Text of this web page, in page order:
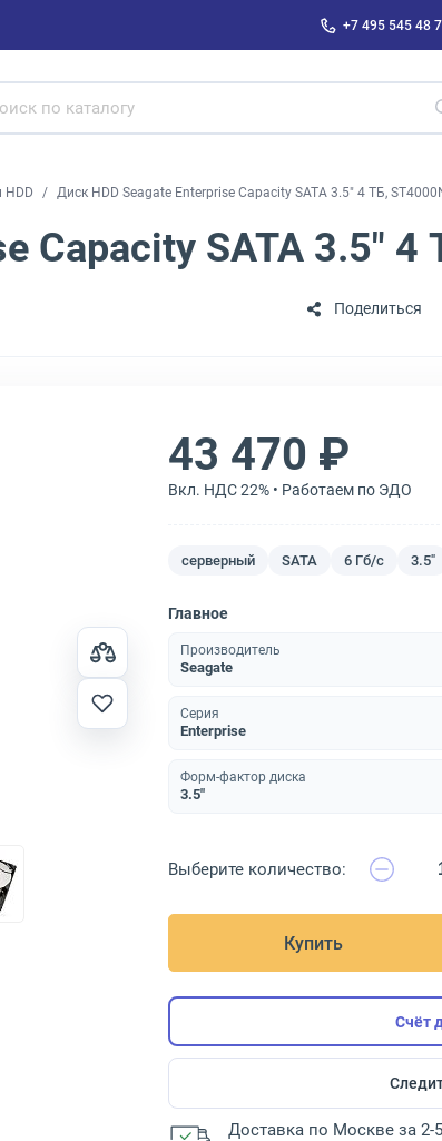
+7 495 545 48
HDD Диск HDD Seagate Enterprise Capacity SATA 3.5" 4 ТБ,
Capacity SATA 3.5"
Поделиться
43 470 ₽
Вкл. НДС 22% • Работаем по ЭДО
серверный SATA 6 Гб/с 3.5"
Главное
Производитель
Seagate
Серия
Enterprise
Форм-фактор диска
3.5"
Выберите количество:
Купить
Счёт
Доставка по Москве за 2-